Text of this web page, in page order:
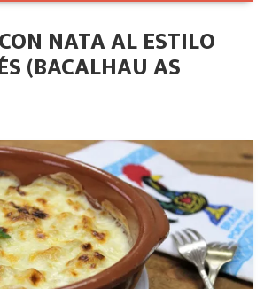
NATA AL ESTILO
(BACALHAU AS